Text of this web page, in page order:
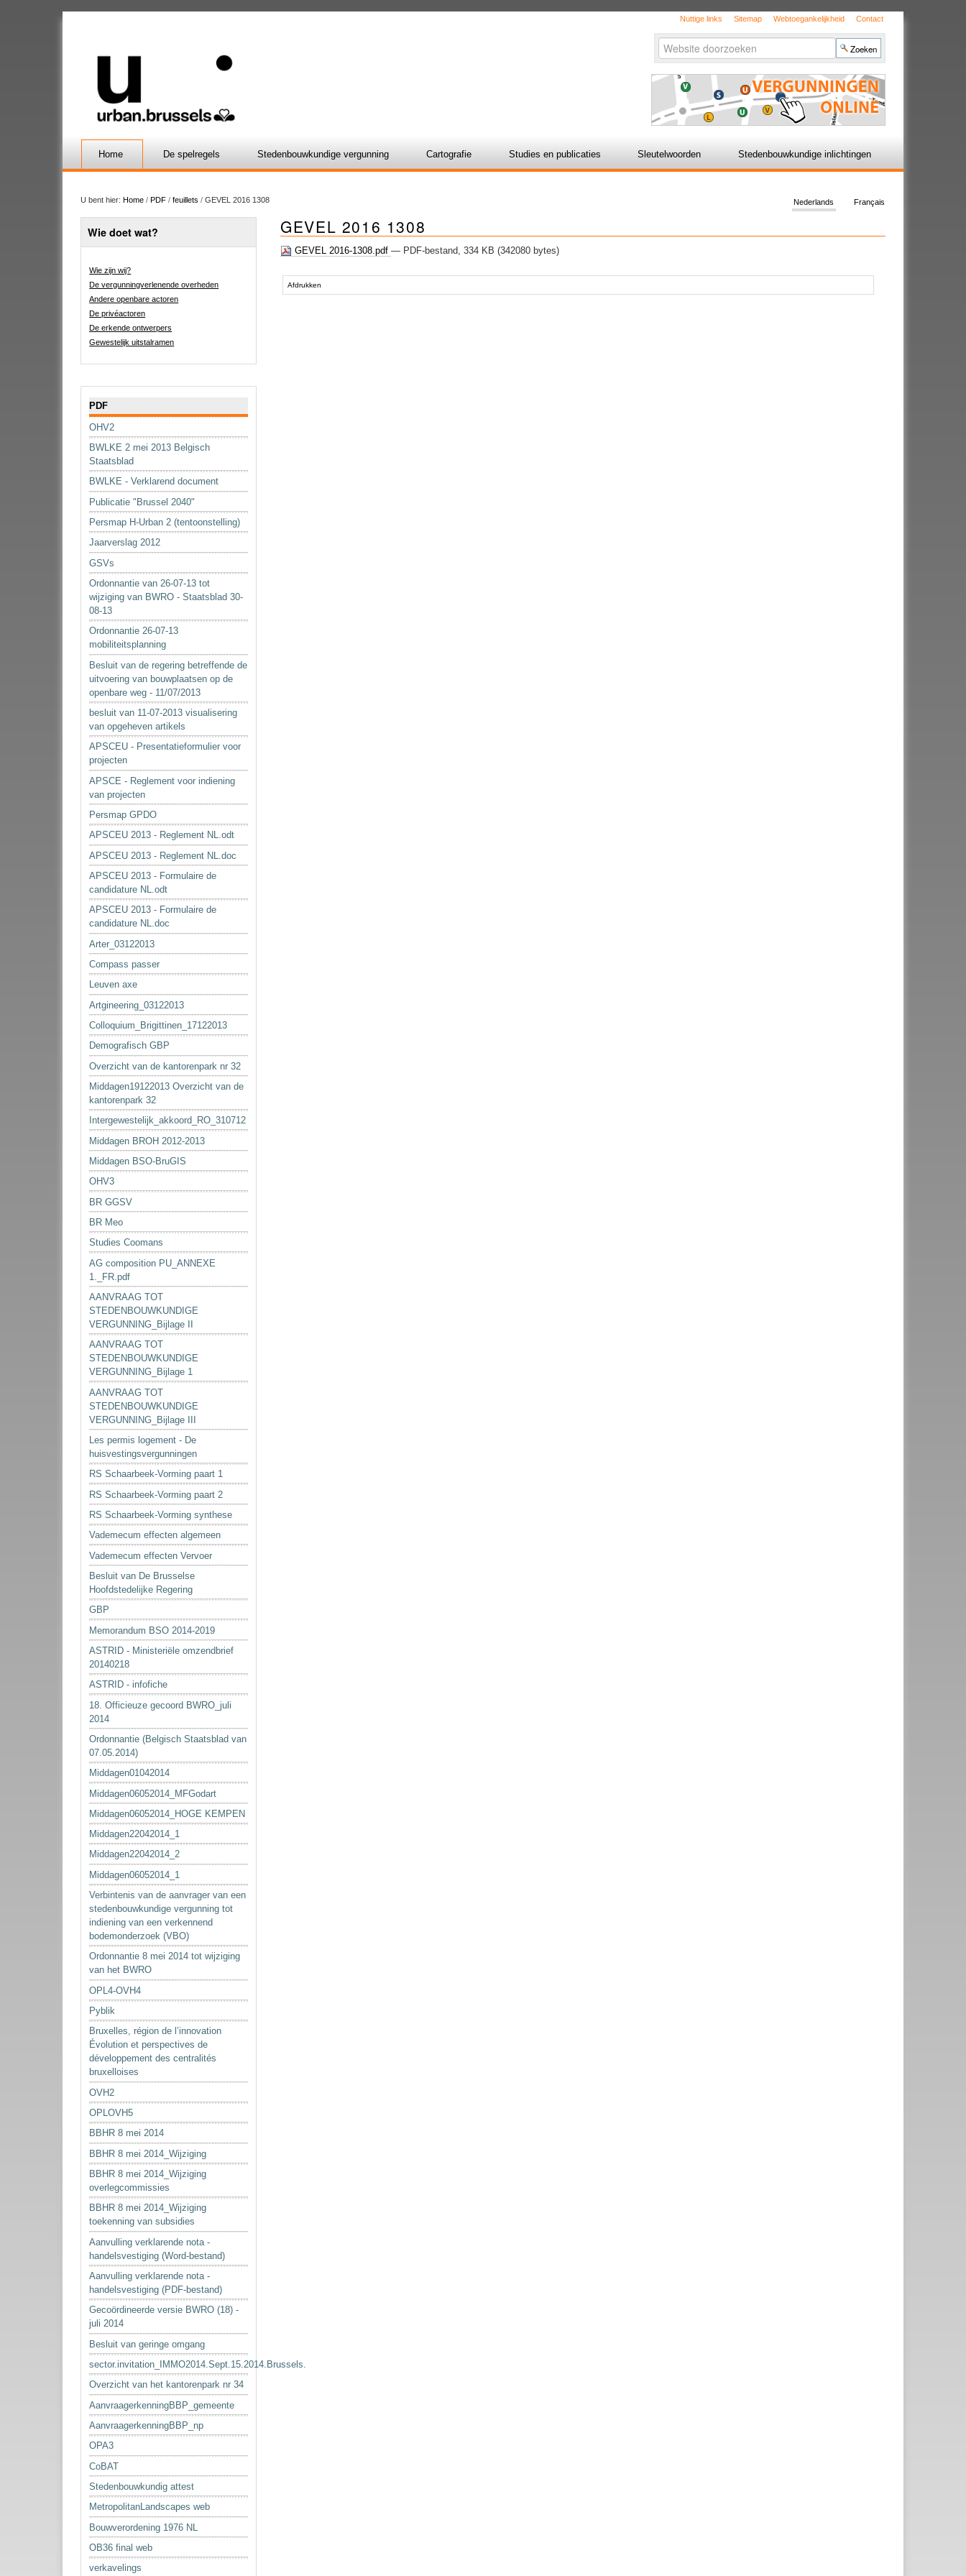
Nuttige links Sitemap Webtoegankelijkheid Contact
Zoek
zoeken...
Home De spelregels Stedenbouwkundige vergunning Cartografie Studies en publicaties Sleutelwoorden Stedenbouwkundige inlichtingen
U bent hier: Home / PDF / feuillets / GEVEL 2016 1308 Français
Nederlands
Wie doet wat?
Wie zijn wij?
De vergunningverlenende overheden
Andere openbare actoren
De privéactoren
De erkende ontwerpers
Gewestelijk uitstalramen
PDF
OHV2
BWLKE 2 mei 2013 Belgisch
Staatsblad
BWLKE - Verklarend document
Publicatie "Brussel 2040"
Persmap H-Urban 2 (tentoonstelling)
Jaarverslag 2012
GSVs
Ordonnantie van 26-07-13 tot
wijziging van BWRO - Staatsblad 30-
08-13
Ordonnantie 26-07-13
mobiliteitsplanning
Besluit van de regering betreffende de
uitvoering van bouwplaatsen op de
openbare weg - 11/07/2013
besluit van 11-07-2013 visualisering
van opgeheven artikels
APSCEU - Presentatieformulier voor
projecten
APSCE - Reglement voor indiening
van projecten
Persmap GPDO
APSCEU 2013 - Reglement NL.odt
APSCEU 2013 - Reglement NL.doc
APSCEU 2013 - Formulaire de
candidature NL.odt
APSCEU 2013 - Formulaire de
candidature NL.doc
Arter_03122013
Compass passer
Leuven axe
Artgineering_03122013
Colloquium_Brigittinen_17122013
Demografisch GBP
Overzicht van de kantorenpark nr 32
Middagen19122013 Overzicht van de
kantorenpark 32
Intergewestelijk_akkoord_RO_310712
Middagen BROH 2012-2013
Middagen BSO-BruGIS
OHV3
BR GGSV
BR Meo
Studies Coomans
AG composition PU_ANNEXE
1._FR.pdf
AANVRAAG TOT
STEDENBOUWKUNDIGE
VERGUNNING_Bijlage II
AANVRAAG TOT
STEDENBOUWKUNDIGE
VERGUNNING_Bijlage 1
AANVRAAG TOT
STEDENBOUWKUNDIGE
VERGUNNING_Bijlage III
Les permis logement - De
huisvestingsvergunningen
RS Schaarbeek-Vorming paart 1
RS Schaarbeek-Vorming paart 2
RS Schaarbeek-Vorming synthese
Vademecum effecten algemeen
Vademecum effecten Vervoer
Besluit van De Brusselse
Hoofdstedelijke Regering
GBP
Memorandum BSO 2014-2019
ASTRID - Ministeriële omzendbrief
20140218
ASTRID - infofiche
18. Officieuze gecoord BWRO_juli
2014
Ordonnantie (Belgisch Staatsblad van
07.05.2014)
Middagen01042014
Middagen06052014_MFGodart
Middagen06052014_HOGE KEMPEN
Middagen22042014_1
Middagen22042014_2
Middagen06052014_1
Verbintenis van de aanvrager van een
stedenbouwkundige vergunning tot
indiening van een verkennend
bodemonderzoek (VBO)
Ordonnantie 8 mei 2014 tot wijziging
van het BWRO
OPL4-OVH4
Pyblik
Bruxelles, région de l’innovation
Évolution et perspectives de
développement des centralités
bruxelloises
OVH2
OPLOVH5
BBHR 8 mei 2014
BBHR 8 mei 2014_Wijziging
BBHR 8 mei 2014_Wijziging
overlegcommissies
BBHR 8 mei 2014_Wijziging
toekenning van subsidies
Aanvulling verklarende nota -
handelsvestiging (Word-bestand)
Aanvulling verklarende nota -
handelsvestiging (PDF-bestand)
Gecoördineerde versie BWRO (18) -
juli 2014
Besluit van geringe omgang
sector.invitation_IMMO2014.Sept.15.2014.Brussels.
Overzicht van het kantorenpark nr 34
AanvraagerkenningBBP_gemeente
AanvraagerkenningBBP_np
OPA3
CoBAT
Stedenbouwkundig attest
MetropolitanLandscapes web
Bouwverordening 1976 NL
OB36 final web
verkavelings
GEVEL 2016 1308
GEVEL 2016-1308.pdf— PDF-bestand, 334 KB (342080 bytes)
acties
Afdrukken